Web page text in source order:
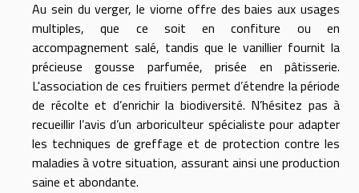
Au sein du verger, le viorne offre des baies aux usages
multiples, que ce soit en confiture ou en
accompagnement salé, tandis que le vanillier fournit la
précieuse gousse parfumée, prisée en pâtisserie.
L'association de ces fruitiers permet d’étendre la période
de récolte et d’enrichir la biodiversité. N’hésitez pas à
recueillir l’avis d’un arboriculteur spécialiste pour adapter
les techniques de greffage et de protection contre les
maladies à votre situation, assurant ainsi une production
saine et abondante.